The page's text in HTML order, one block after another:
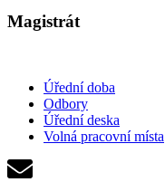
Magistrát
Úřední doba
Odbory
Úřední deska
Volná pracovní místa